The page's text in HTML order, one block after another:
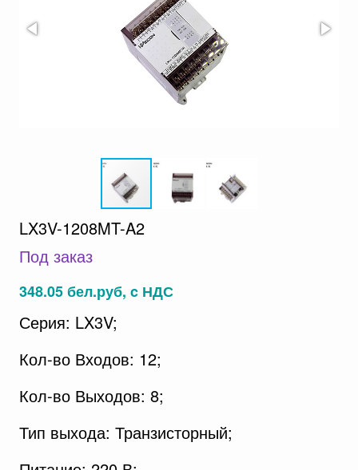
LX3V-1208MT-A2
Под заказ
348.05 бел.руб, c НДС
Серия: LX3V;
Кол-во Входов: 12;
Кол-во Выходов: 8;
Тип выхода: Транзисторный;